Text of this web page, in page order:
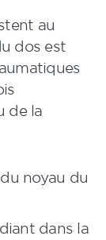
au
dos est
de la
noyau du
dans la